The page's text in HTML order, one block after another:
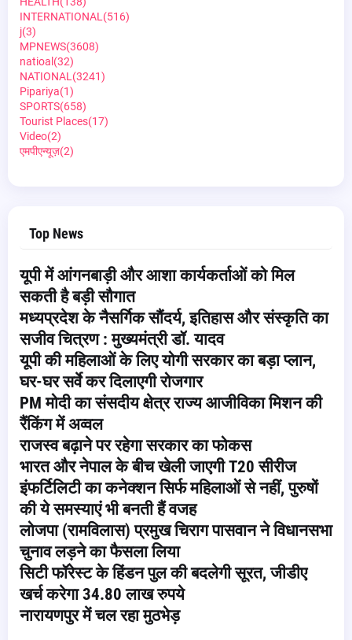
INTERNATIONAL (516)
j(3)
MPNEWS(3608)
natioal (32)
NATIONAL (3241)
Pipariya(1)
SPORTS(658)
Tourist Places(17)
Video(2)
एमपीएन्यूज़(2)
Top News
यूपी में आंगनबाड़ी और आशा कार्यकर्ताओं को मिल
सकती है बड़ी सौगात
मध्यप्रदेश के नैसर्गिक सौंदर्य, इतिहास और संस्कृति का
सजीव चित्रण : मुख्यमंत्री डॉ. यादव
यूपी की महिलाओं के लिए योगी सरकार का बड़ा प्लान,
घर-घर सर्वे कर दिलाएगी रोजगार
PM मोदी का संसदीय क्षेत्र राज्य आजीविका मिशन की
रैंकिंग में अव्वल
राजस्व बढ़ाने पर रहेगा सरकार का फोकस
भारत और नेपाल के बीच खेली जाएगी T20 सीरीज
इंफर्टिलिटी का कनेक्शन सिर्फ महिलाओं से नहीं, पुरुषों
की ये समस्याएं भी बनती हैं वजह
लोजपा (रामविलास) प्रमुख चिराग पासवान ने विधानसभा
चुनाव लड़ने का फैसला लिया
सिटी फॉरेस्ट के हिंडन पुल की बदलेगी सूरत, जीडीए
खर्च करेगा 34.80 लाख रुपये
नारायणपुर में चल रहा मुठभेड़